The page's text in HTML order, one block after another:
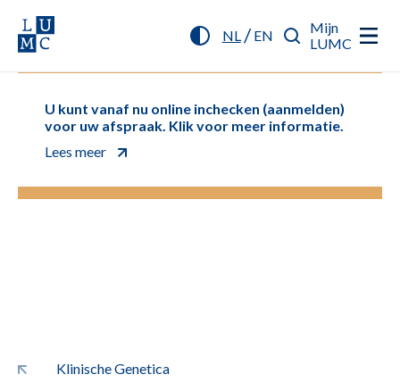
NL/ EN
Mijn
LUMC
U kunt vanaf nu online inchecken (aanmelden)
voor uw afspraak. Klik voor meer informatie.
Lees meer
Klinische Genetica